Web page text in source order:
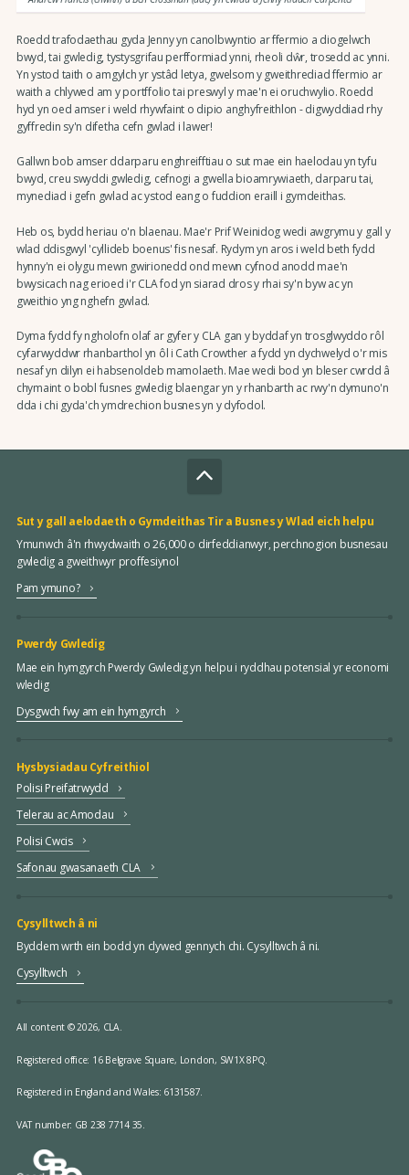
Roedd trafodaethau gyda Jenny yn canolbwyntio ar ffermio a diogelwch
bwyd, tai gwledig, tystysgrifau perfformiad ynni, rheoli dŵr, trosedd ac ynni.
Yn ystod taith o amgylch yr ystâd letya, gwelsom y gweithrediad ffermio ar
waith a chlywed am y portffolio tai preswyl y mae'n ei oruchwylio. Roedd
hyd yn oed amser i weld rhywfaint o dipio anghyfreithlon - digwyddiad rhy
gyffredin sy'n difetha cefn gwlad i lawer!
Gallwn bob amser ddarparu enghreifftiau o sut mae ein haelodau yn tyfu
bwyd, creu swyddi gwledig, cefnogi a gwella bioamrywiaeth, darparu tai,
mynediad i gefn gwlad ac ystod eang o fuddion eraill i gymdeithas.
Heb os, bydd heriau o'n blaenau. Mae'r Prif Weinidog wedi awgrymu y gall y
wlad ddisgwyl 'cyllideb boenus' fis nesaf. Rydym yn aros i weld beth fydd
hynny'n ei olygu mewn gwirionedd ond mewn cyfnod anodd mae'n
bwysicach nag erioed i'r CLA fod yn siarad dros y rhai sy'n byw ac yn
gweithio yng nghefn gwlad.
Dyma fydd fy ngholofn olaf ar gyfer y CLA gan y byddaf yn trosglwyddo rôl
cyfarwyddwr rhanbarthol yn ôl i Cath Crowther a fydd yn dychwelyd o'r mis
nesaf yn dilyn ei habsenoldeb mamolaeth. Mae wedi bod yn bleser cwrdd â
chymaint o bobl fusnes gwledig blaengar yn y rhanbarth ac rwy'n dymuno'n
dda i chi gyda'ch ymdrechion busnes yn y dyfodol.
Sut y gall aelodaeth o Gymdeithas Tir a Busnes y Wlad eich helpu
Ymunwch â'n rhwydwaith o 26,000 o dirfeddianwyr, perchnogion busnesau
gwledig a gweithwyr proffesiynol
Pam ymuno?
Pwerdy Gwledig
Mae ein hymgyrch Pwerdy Gwledig yn helpu i ryddhau potensial yr economi
wledig
Dysgwch fwy am ein hymgyrch
Hysbysiadau Cyfreithiol
Polisi Preifatrwydd
Telerau ac Amodau
Polisi Cwcis
Safonau gwasanaeth CLA
Cysylltwch â ni
Byddem wrth ein bodd yn clywed gennych chi. Cysylltwch â ni.
Cysylltwch
All content © 2026, CLA.
Registered office: 16 Belgrave Square, London, SW1X 8PQ.
Registered in England and Wales: 6131587.
VAT number: GB 238 7714 35.